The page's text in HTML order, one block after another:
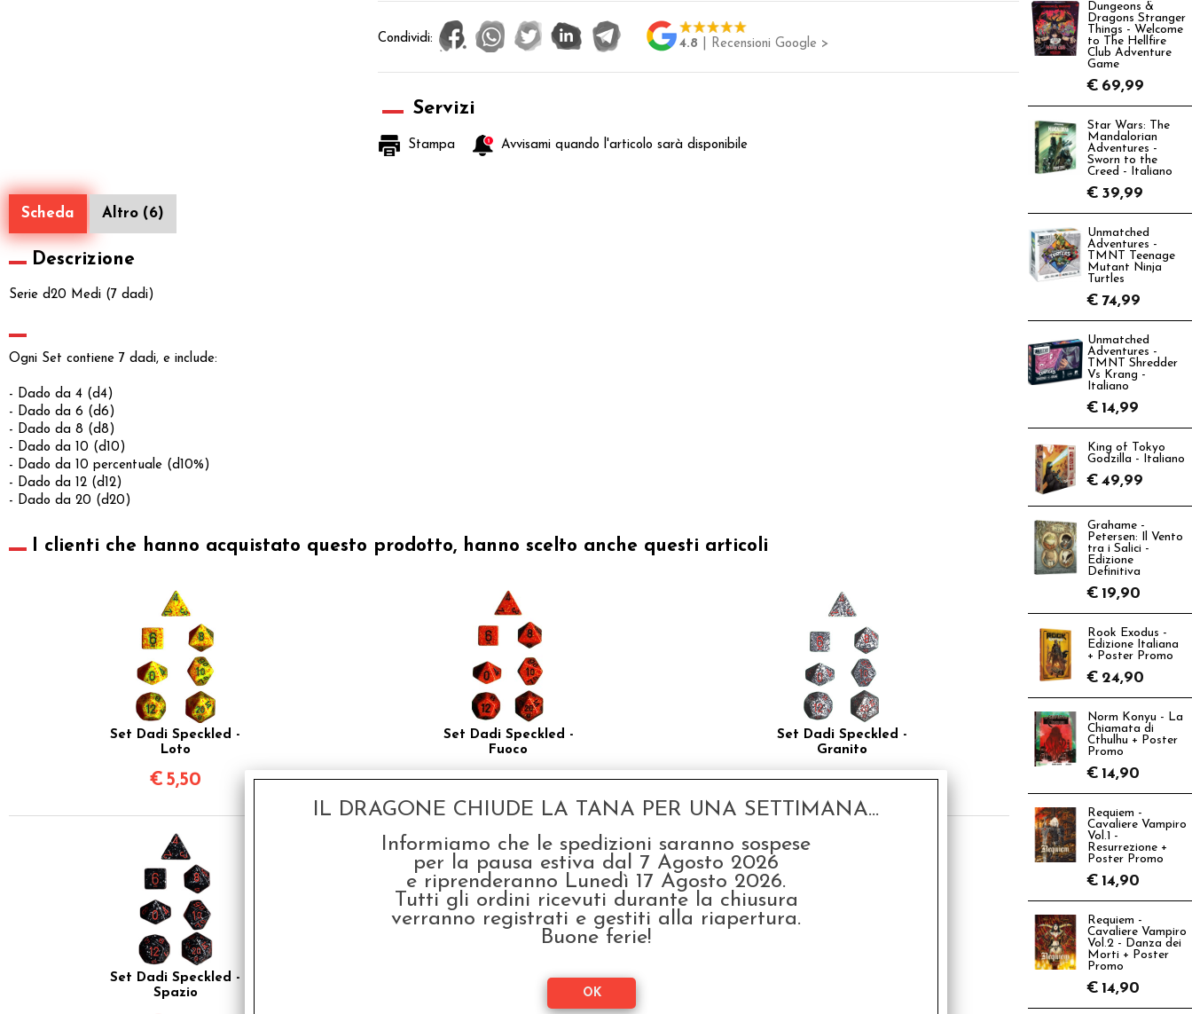
Condividi: 4.8 | Recensioni Google >
Servizi
Stampa Avvisami quando l'articolo sarà disponibile
Scheda Altro (6)
Descrizione
Serie d20 Medi (7 dadi)
Ogni Set contiene 7 dadi, e include:
- Dado da 4 (d4)
- Dado da 6 (d6)
- Dado da 8 (d8)
- Dado da 10 (d10)
- Dado da 10 percentuale (d10%)
- Dado da 12 (d12)
- Dado da 20 (d20)
I clienti che hanno acquistato questo prodotto, hanno scelto anche questi articoli
Set Dadi Speckled -
Loto
€ 5,50
Set Dadi Speckled -
Fuoco
€5,50
Set Dadi Speckled -
Granito
€5,50
Set Dadi Speckled -
Spazio
Set Dadi Speckled -
Dungeons &
Dragons Stranger
Things - Welcome
to The Hellfire
Club Adventure
Game
€ 69,99
Star Wars: The
Mandalorian
Adventures -
Sworn to the
Creed - Italiano
€ 39,99
Unmatched
Adventures -
TMNT Teenage
Mutant Ninja
Turtles
€ 74,99
Unmatched
Adventures -
TMNT Shredder
Vs Krang -
Italiano
€ 14,99
King of Tokyo
Godzilla - Italiano
€ 49,99
Grahame -
Petersen: Il Vento
tra i Salici -
Edizione
Definitiva
€ 19,90
Rook Exodus -
Edizione Italiana
+ Poster Promo
€ 24,90
Norm Konyu - La
Chiamata di
Cthulhu + Poster
Promo
€ 14,90
Requiem -
Cavaliere Vampiro
Vol.1 -
Resurrezione +
Poster Promo
€ 14,90
Requiem -
Cavaliere Vampiro
Vol.2 - Danza dei
Morti + Poster
Promo
€ 14,90
IL DRAGONE CHIUDE LA TANA PER UNA SETTIMANA...
Informiamo che le spedizioni saranno sospese
per la pausa estiva dal 7 Agosto 2026
e riprenderanno Lunedì 17 Agosto 2026.
Tutti gli ordini ricevuti durante la chiusura
verranno registrati e gestiti alla riapertura.
Buone ferie!